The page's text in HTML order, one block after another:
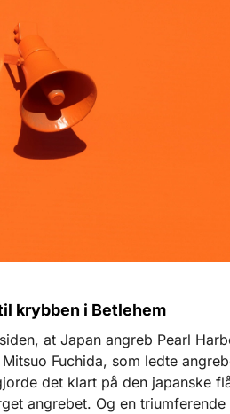
krybben i Betlehem
at Japan angreb Pearl
Fuchida, som ledte
det klart på den japanske
angrebet. Og en triumferende